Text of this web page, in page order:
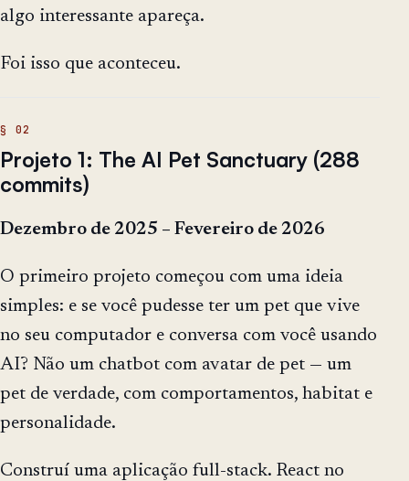
algo interessante apareça.
Foi isso que aconteceu.
Projeto 1: The AI Pet Sanctuary (288
commits)
Dezembro de 2025 – Fevereiro de 2026
O primeiro projeto começou com uma ideia
simples: e se você pudesse ter um pet que vive
no seu computador e conversa com você usando
AI? Não um chatbot com avatar de pet — um
pet de verdade, com comportamentos, habitat e
personalidade.
Construí uma aplicação full-stack. React no